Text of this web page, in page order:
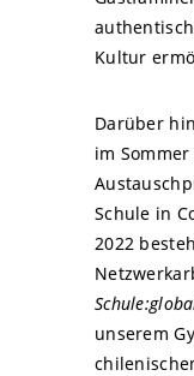
Kultur
Darüber
im
Schule in
2022
unserem